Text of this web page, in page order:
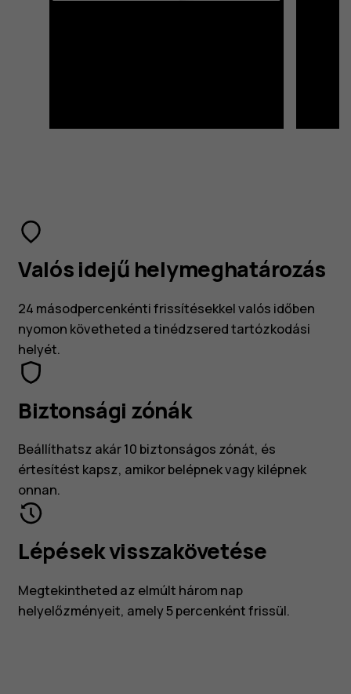
Valós idejű helymeghatározás
24 másodpercenkénti frissítésekkel valós időben
nyomon követheted a tinédzsered tartózkodási
helyét.
Biztonsági zónák
Beállíthatsz akár 10 biztonságos zónát, és
értesítést kapsz, amikor belépnek vagy kilépnek
onnan.
Lépések visszakövetése
Megtekintheted az elmúlt három nap
helyelőzményeit, amely 5 percenként frissül.